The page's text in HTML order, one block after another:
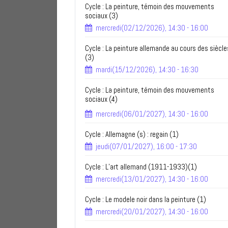
Cycle : La peinture, témoin des mouvements
sociaux (3)
mercredi(02/12/2026), 14:30 - 16:00
Cycle : La peinture allemande au cours des
(3)
mardi(15/12/2026), 14:30 - 16:30
Cycle : La peinture, témoin des mouvements
sociaux (4)
mercredi(06/01/2027), 14:30 - 16:00
Cycle : Allemagne (s) : regain (1)
jeudi(07/01/2027), 16:00 - 17:30
Cycle : L’art allemand (1911-1933)(1)
mercredi(13/01/2027), 14:30 - 16:00
Cycle : Le modele noir dans la peinture (1)
mercredi(20/01/2027), 14:30 - 16:00